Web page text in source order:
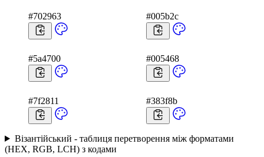
#702963 #005b2c
#5a4700 #005468
#7f2811 #383f8b
Візантійський - таблиця перетворення між форматами
(HEX, RGB, LCH) з кодами